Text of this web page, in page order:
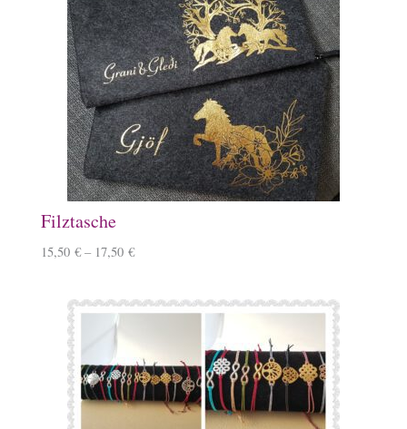
Filztasche
15,50 € – 17,50 €